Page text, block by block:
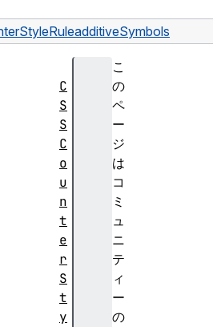
additiveSymbols
こ
の
ペ
ー
ジ
は
コ
ミ
ュ
ニ
テ
ィ
ー
の
C
S
S
C
o
u
n
t
e
r
S
t
y